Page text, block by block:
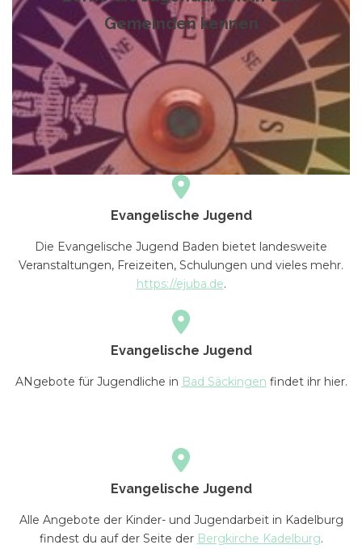
Gemeinden kennen
Evangelische Jugend
Die Evangelische Jugend Baden bietet landesweite
Veranstaltungen, Freizeiten, Schulungen und vieles mehr.
https://ejuba.de.
Evangelische Jugend
ANgebote für Jugendliche in Bad Säckingen findet ihr hier.
Evangelische Jugend
Alle Angebote der Kinder- und Jugendarbeit in Kadelburg
findest du auf der Seite der Bergkirche Kadelburg.